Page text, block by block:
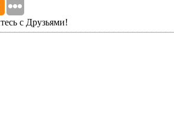
с Друзьями!